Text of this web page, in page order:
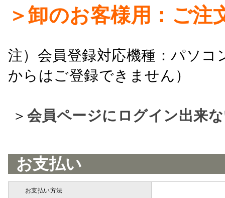
＞卸のお客様用：ご注
注）会員登録対応機種：パソ
からはご登録できません）
＞ 会員ページにログイン出来
お支払い
お支払い方法